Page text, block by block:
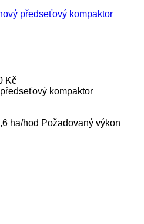
předseťový kompaktor
Kč
kompaktor
ha/hod Požadovaný výkon